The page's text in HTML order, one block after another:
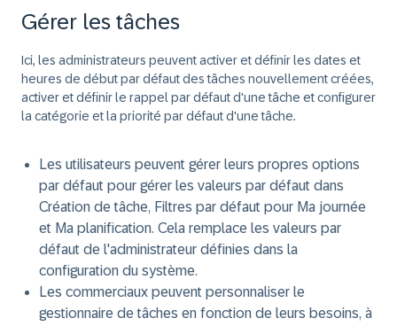
Gérer les tâches
Ici, les administrateurs peuvent activer et définir les dates et
heures de début par défaut des tâches nouvellement créées,
activer et définir le rappel par défaut d'une tâche et configurer
la catégorie et la priorité par défaut d'une tâche.
Les utilisateurs peuvent gérer leurs propres options
par défaut pour gérer les valeurs par défaut dans
Création de tâche, Filtres par défaut pour Ma journée
et Ma planification. Cela remplace les valeurs par
défaut de l'administrateur définies dans la
configuration du système.
Les commerciaux peuvent personnaliser le
gestionnaire de tâches en fonction de leurs besoins, à